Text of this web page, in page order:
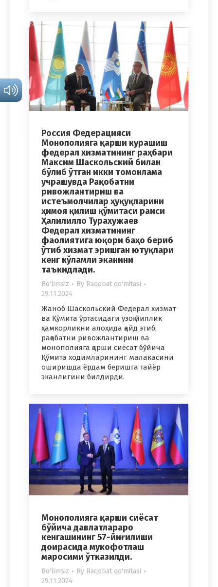
Россия Федерацияси
Монополияга қарши курашиш
федерал хизматининг раҳбари
Максим Шаскольский билан
бўлиб ўтган икки томонлама
учрашувда Рақобатни
ривожлантириш ва
истеъмолчилар ҳуқуқларини
ҳимоя қилиш қўмитаси раиси
Ҳалилилло Турахужаев
Федерал хизматининг
фаолиятига юқори баҳо бериб
ўтиб хизмат эришган ютуқлари
кенг кўламли эканини
таъкидлади.
Bo'limsiz By Raqobat qo'mitasi
29.11.2024
Жаноб Шаскольский Федерал хизмат
ва Қўмита ўртасидаги узоқ йиллик
ҳамкорликни алоҳида қайд этиб,
рақобатни ривожлантириш ва
монополияга қарши сиёсат бўйича
Қўмита ходимларининг малакасини
оширишда ёрдам беришга тайёр
эканлигини билдирди.
Монополияга қарши сиёсат
бўйича давлатлараро
кенгашининг 57-йиғилиши
доирасида мукофотлаш
маросими ўтказилди.
Bo'limsiz By Raqobat qo'mitasi
29.11.2024